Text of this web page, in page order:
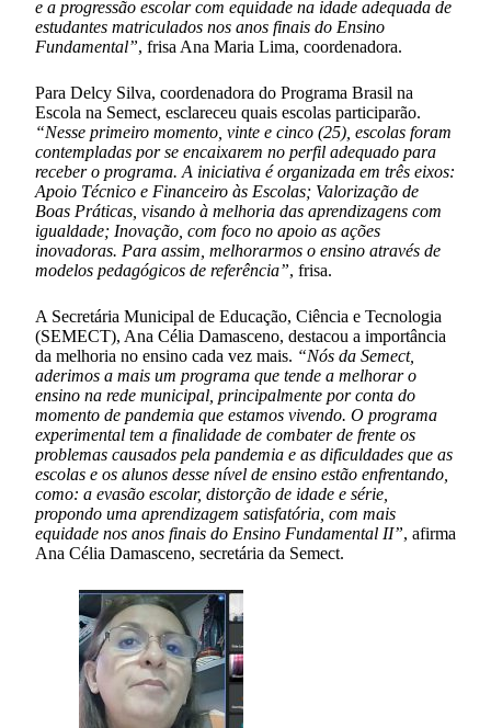
e a progressão escolar com equidade na idade adequada de
estudantes matriculados nos anos finais do Ensino
Fundamental”, frisa Ana Maria Lima, coordenadora.
Para Delcy Silva, coordenadora do Programa Brasil na
Escola na Semect, esclareceu quais escolas participarão.
“Nesse primeiro momento, vinte e cinco (25), escolas foram
contempladas por se encaixarem no perfil adequado para
receber o programa. A iniciativa é organizada em três eixos:
Apoio Técnico e Financeiro às Escolas; Valorização de
Boas Práticas, visando à melhoria das aprendizagens com
igualdade; Inovação, com foco no apoio as ações
inovadoras. Para assim, melhorarmos o ensino através de
modelos pedagógicos de referência”, frisa.
A Secretária Municipal de Educação, Ciência e Tecnologia
(SEMECT), Ana Célia Damasceno, destacou a importância
da melhoria no ensino cada vez mais. “Nós da Semect,
aderimos a mais um programa que tende a melhorar o
ensino na rede municipal, principalmente por conta do
momento de pandemia que estamos vivendo. O programa
experimental tem a finalidade de combater de frente os
problemas causados pela pandemia e as dificuldades que as
escolas e os alunos desse nível de ensino estão enfrentando,
como: a evasão escolar, distorção de idade e série,
propondo uma aprendizagem satisfatória, com mais
equidade nos anos finais do Ensino Fundamental II”, afirma
Ana Célia Damasceno, secretária da Semect.